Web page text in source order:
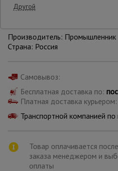
для
Уточнить цену
Производитель: Промышленник
Страна: Россия
Самовывоз:
Бесплатная доставка по:
Платная доставка курьером:
Транспортной компанией
Товар оплачивается
заказа менеджером и
оплаты
Другой